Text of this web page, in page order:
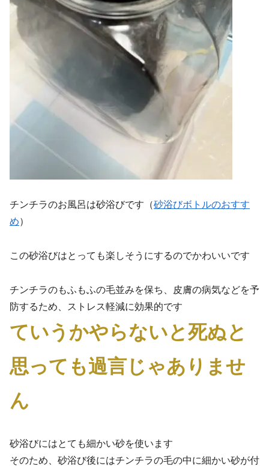
チンチラのお風呂は砂浴びです（砂浴びボトルのおすす
め）
この砂浴びはとっても楽しそうにするのでかわいいです
チンチラのもふもふの毛並みを保ち、皮膚の病気などを予
防するため、ストレス軽減に効果的です
ていうかやらないと死ぬと
思っても過言じゃありませ
ん
砂浴びにはとても細かい砂を使います
そのため、砂浴び後にはチンチラの毛の中に細かい砂が付